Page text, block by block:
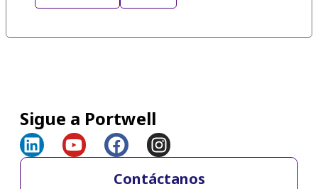
Sigue a Portwell
Contáctanos